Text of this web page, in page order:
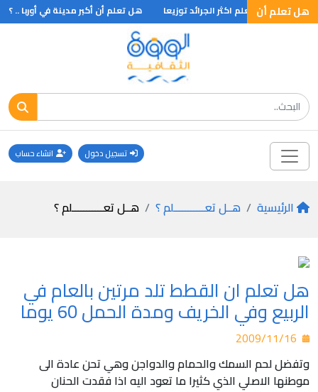
هل تعلم أنهل تعلم اكثر الجرائد توزيعا هل تعلم أن أكبر مدينة في أوربا .. ؟
تسجيل دخول انشاء حساب
الرئيسية هــل تعـــــــــــلم ؟ هــل تعـــــــــــلم ؟
هل تعلم ان القطط تلد مرتين بالعام في
الربيع وفي الخريف ومدة الحمل 60 يوما
وتفضل لحم السمك والحمام والدواجن وهي تحن عادة الى
موطنها الاصلي الذي كثيرا ما تعود اليه اذا فقدت الحنان